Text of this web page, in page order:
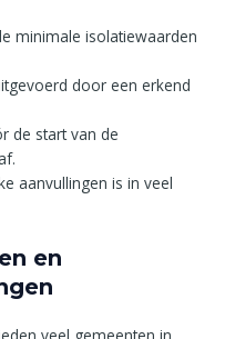
minimale isolatiewaarden
door een erkend
de start van de
aanvullingen is in veel
en